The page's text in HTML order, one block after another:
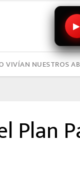
▶
VIVÍAN NUESTROS
Plan